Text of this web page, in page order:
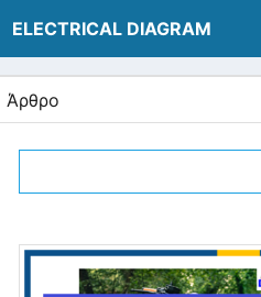
ELECTRICAL DIAGRAM
Άρθρο